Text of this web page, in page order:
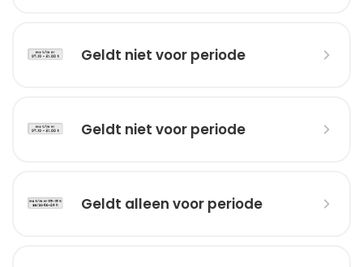
Geldt niet voor periode
Geldt niet voor periode
Geldt alleen voor periode